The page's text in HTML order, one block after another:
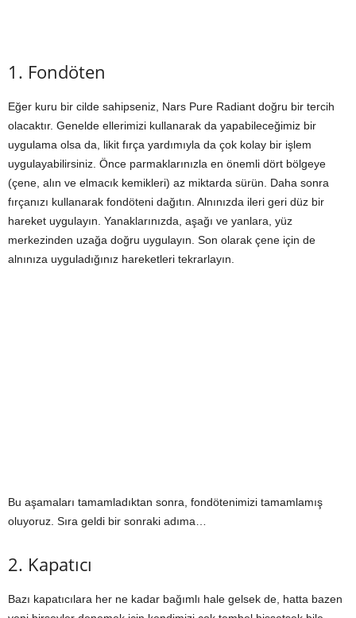
1. Fondöten
Eğer kuru bir cilde sahipseniz, Nars Pure Radiant doğru bir tercih
olacaktır. Genelde ellerimizi kullanarak da yapabileceğimiz bir
uygulama olsa da, likit fırça yardımıyla da çok kolay bir işlem
uygulayabilirsiniz. Önce parmaklarınızla en önemli dört bölgeye
(çene, alın ve elmacık kemikleri) az miktarda sürün. Daha sonra
fırçanızı kullanarak fondöteni dağıtın. Alnınızda ileri geri düz bir
hareket uygulayın. Yanaklarınızda, aşağı ve yanlara, yüz
merkezinden uzağa doğru uygulayın. Son olarak çene için de
alnınıza uyguladığınız hareketleri tekrarlayın.
Bu aşamaları tamamladıktan sonra, fondötenimizi tamamlamış
oluyoruz. Sıra geldi bir sonraki adıma…
2. Kapatıcı
Bazı kapatıcılara her ne kadar bağımlı hale gelsek de, hatta bazen